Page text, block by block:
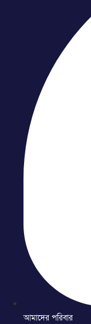
আমাদের পরিবার